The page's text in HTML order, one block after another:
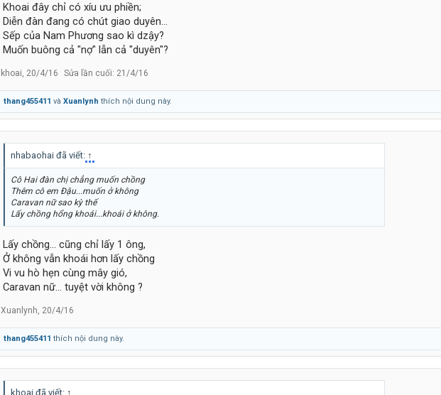
Khoai đây chỉ có xíu ưu phiền;
Diễn đàn đang có chút giao duyên...
Sếp của Nam Phương sao kì dzậy?
Muốn buông cả "nợ" lẫn cả "duyên"?
khoai, 20/4/16 Sửa lần cuối: 21/4/16
thang455411 và Xuanlynh thích nội dung này.
nhabaohai đã viết: ↑
Cô Hai đàn chị chẳng muốn chồng
Thêm cô em Đậu...muốn ở không
Caravan nữ sao kỳ thế
Lấy chồng hổng khoái...khoái ở không.
Lấy chồng... cũng chỉ lấy 1 ông,
Ở không vẫn khoái hơn lấy chồng
Vi vu hò hẹn cùng mây gió,
Caravan nữ... tuyệt vời không ?
Xuanlynh, 20/4/16
thang455411 thích nội dung này.
khoai đã viết: ↑